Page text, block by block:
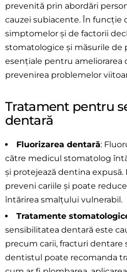
prevenită prin abordări
cauzei subiacente. În funcție
simptomelor și de factorii
stomatologice și măsurile de
esențiale pentru ameliorarea
prevenirea problemelor
Tratament pentru
dentară
Fluorizarea dentară:
către medicul stomatolog
și protejează dentina expusă.
preveni cariile și poate
întărirea smalțului vulnerabil.
Tratamente
sensibilitatea dentară este
precum carii, fracturi dentare
dentistul poate recomanda